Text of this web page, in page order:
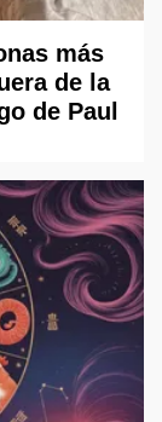
más
de la
de Paul